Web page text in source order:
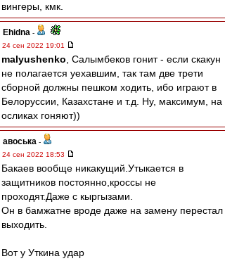
вингеры, кмк.
Ehidna -
24 сен 2022 19:01
malyushenko , Салымбеков гонит - если скакун
не полагается уехавшим, так там две трети
сборной должны пешком ходить, ибо играют в
Белоруссии, Казахстане и т.д. Ну, максимум, на
осликах гоняют))
авоська -
24 сен 2022 18:53
Бакаев вообще никакущий.Утыкается в
защитников постоянно,кроссы не
проходят.Даже с кыргызами.
Он в бамжатне вроде даже на замену перестал
выходить.
Вот у Уткина удар